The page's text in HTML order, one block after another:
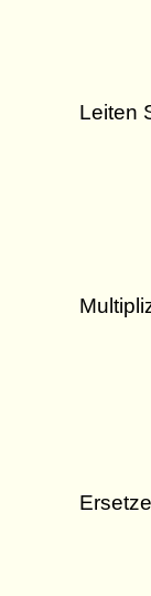
Leiten